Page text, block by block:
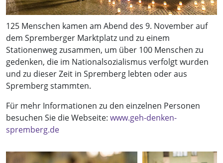
125 Menschen kamen am Abend des 9. November auf
dem Spremberger Marktplatz und zu einem
Stationenweg zusammen, um über 100 Menschen zu
gedenken, die im Nationalsozialismus verfolgt wurden
und zu dieser Zeit in Spremberg lebten oder aus
Spremberg stammten.
Für mehr Informationen zu den einzelnen Personen
besuchen Sie die Webseite: www.geh-denken-
spremberg.de